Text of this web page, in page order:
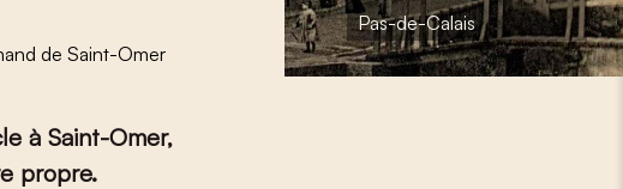
Pas-de-Calais
de Saint-Omer
à Saint-Omer,
propre.